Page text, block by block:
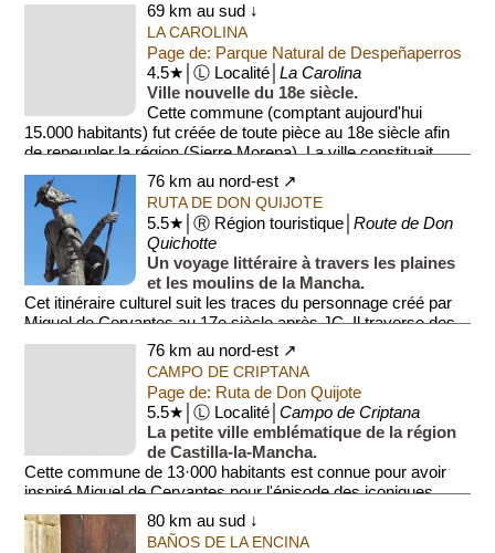
69 km au sud ↓
LA CAROLINA
Page de: Parque Natural de Despeñaperros
4.5★│Ⓛ Localité│La Carolina
Ville nouvelle du 18e siècle.
Cette commune (comptant aujourd'hui
15.000 habitants) fut créée de toute pièce au 18e siècle afin
de repeupler la région (Sierre Morena). La ville constituait
alors la...
76 km au nord-est ↗
RUTA DE DON QUIJOTE
5.5★│Ⓡ Région touristique│Route de Don
Quichotte
Un voyage littéraire à travers les plaines
et les moulins de la Mancha.
Cet itinéraire culturel suit les traces du personnage créé par
Miguel de Cervantes au 17e siècle après JC. Il traverse des
p...
76 km au nord-est ↗
CAMPO DE CRIPTANA
Page de: Ruta de Don Quijote
5.5★│Ⓛ Localité│Campo de Criptana
La petite ville emblématique de la région
de Castilla-la-Mancha.
Cette commune de 13·000 habitants est connue pour avoir
inspiré Miguel de Cervantes pour l'épisode des iconiques
moulins à vent bla...80 km au sud ↓
BAÑOS DE LA ENCINA